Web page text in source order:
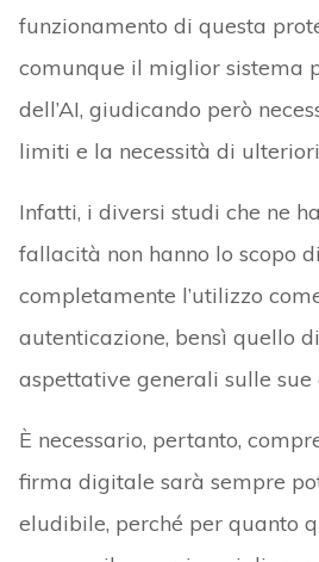
funzionamento di questa
comunque il miglior sistema
dell’AI, giudicando però
limiti e la necessità di
Infatti, i diversi studi che ne
fallacità non hanno lo scopo
completamente l’utilizzo
autenticazione, bensì quello
aspettative generali sulle sue
È necessario, pertanto,
firma digitale sarà sempre
eludibile, perché per quanto